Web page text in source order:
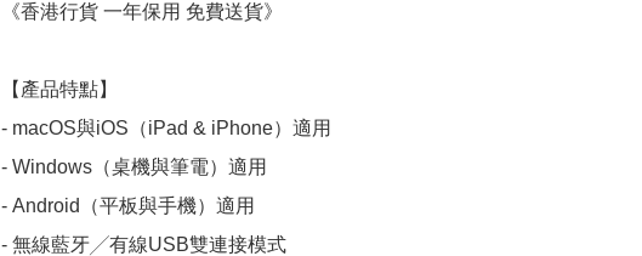
《香港行貨 一年保用 免費送貨》
【產品特點】
- macOS與iOS（iPad & iPhone）適用
- Windows（桌機與筆電）適用
- Android（平板與手機）適用
- 無線藍牙╱有線USB雙連接模式